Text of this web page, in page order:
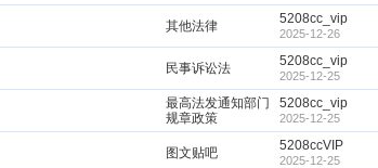
其他法律 5208cc_vip
2025-12-26
民事诉讼法 5208cc_vip
2025-12-25
最高法发通知部门
规章政策
5208cc_vip
2025-12-25
图文贴吧 5208ccVIP
2025-12-25